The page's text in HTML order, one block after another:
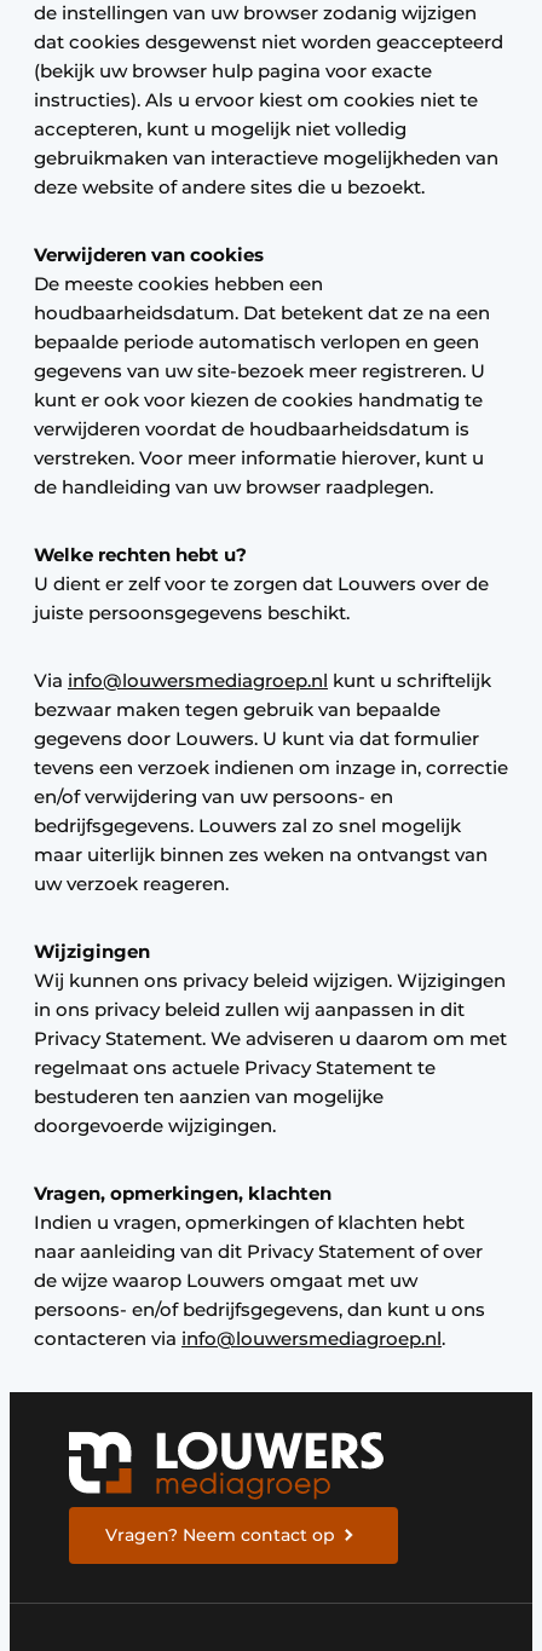
de instellingen van uw browser zodanig wijzigen
dat cookies desgewenst niet worden geaccepteerd
(bekijk uw browser hulp pagina voor exacte
instructies). Als u ervoor kiest om cookies niet te
accepteren, kunt u mogelijk niet volledig
gebruikmaken van interactieve mogelijkheden van
deze website of andere sites die u bezoekt.
Verwijderen van cookies
De meeste cookies hebben een
houdbaarheidsdatum. Dat betekent dat ze na een
bepaalde periode automatisch verlopen en geen
gegevens van uw site-bezoek meer registreren. U
kunt er ook voor kiezen de cookies handmatig te
verwijderen voordat de houdbaarheidsdatum is
verstreken. Voor meer informatie hierover, kunt u
de handleiding van uw browser raadplegen.
Welke rechten hebt u?
U dient er zelf voor te zorgen dat Louwers over de
juiste persoonsgegevens beschikt.
Via info@louwersmediagroep.nl kunt u schriftelijk
bezwaar maken tegen gebruik van bepaalde
gegevens door Louwers. U kunt via dat formulier
tevens een verzoek indienen om inzage in, correctie
en/of verwijdering van uw persoons- en
bedrijfsgegevens. Louwers zal zo snel mogelijk
maar uiterlijk binnen zes weken na ontvangst van
uw verzoek reageren.
Wijzigingen
Wij kunnen ons privacy beleid wijzigen. Wijzigingen
in ons privacy beleid zullen wij aanpassen in dit
Privacy Statement. We adviseren u daarom om met
regelmaat ons actuele Privacy Statement te
bestuderen ten aanzien van mogelijke
doorgevoerde wijzigingen.
Vragen, opmerkingen, klachten
Indien u vragen, opmerkingen of klachten hebt
naar aanleiding van dit Privacy Statement of over
de wijze waarop Louwers omgaat met uw
persoons- en/of bedrijfsgegevens, dan kunt u ons
contacteren via info@louwersmediagroep.nl.
Vragen? Neem contact op